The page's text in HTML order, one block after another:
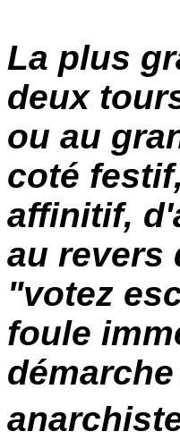
La plus
deux
ou au
coté
affinitif,
au revers
"votez
foule